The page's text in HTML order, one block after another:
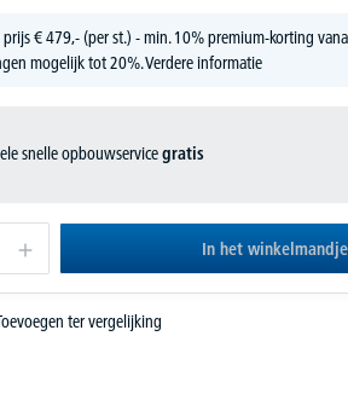
prijs€479,-(per st.) - min. 10% premium-korting
mogelijk tot 20%.Verdere informatie
snelle opbouwservicegratis
In het winkelmandje
ter vergelijking